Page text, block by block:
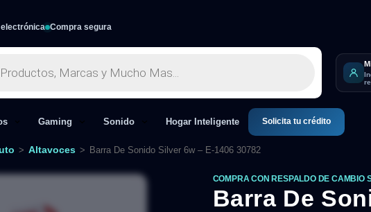
electrónica Compra segura
Gaming Sonido Hogar Inteligente Solicita tu crédito
> Altavoces > Barra De Sonido Silver 6w – E-1406 30782
COMPRA CON RESPALDO DE CAMBIO
Barra De